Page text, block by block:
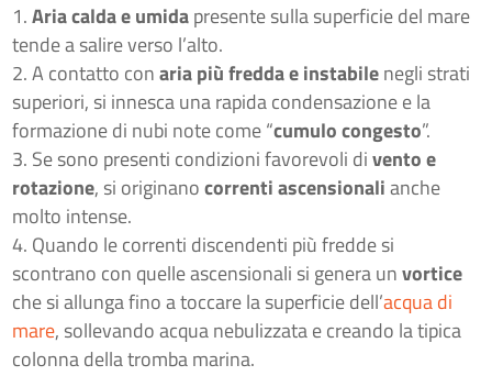
Aria calda e umidapresente sulla superficie del mare
tende a salire verso l’alto.
A contatto conaria più fredda e instabilenegli strati
superiori, si innesca una rapida condensazione e la
formazione di nubi note come “cumulo congesto”.
Se sono presenti condizioni favorevoli divento e
rotazione, si originanocorrenti ascensionalianche
molto intense.
Quando le correnti discendenti più fredde si
scontrano con quelle ascensionali si genera unvortice
che si allunga fino a toccare la superficie dell’acqua di
mare, sollevando acqua nebulizzata e creando la tipica
colonna della tromba marina.